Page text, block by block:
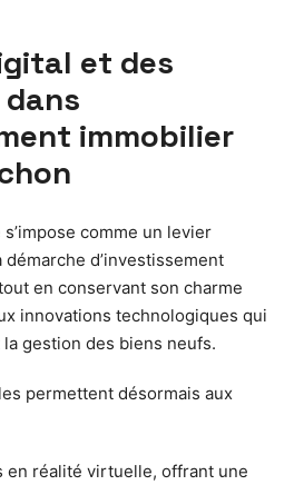
et des
immobilier
comme un levier
d’investissement
en conservant son charme
innovations technologiques qui
gestion des biens neufs.
permettent désormais aux
en réalité virtuelle, offrant une